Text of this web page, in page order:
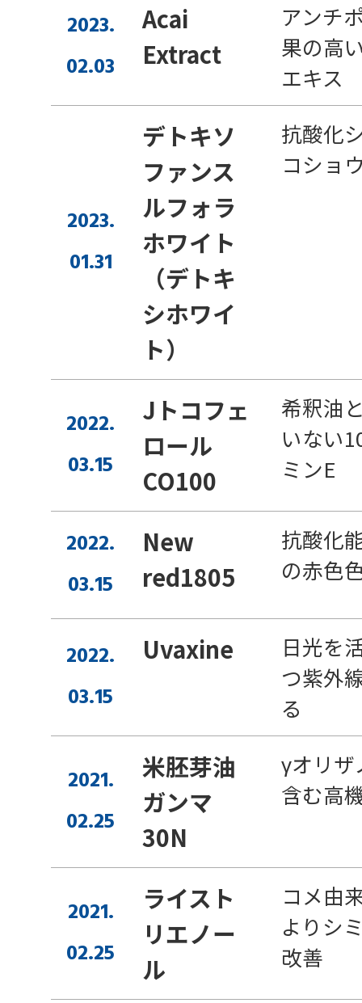
2023.
02.03
Acai
Extract
アンチ
果の高
エキス
2023.
01.31
デトキソ
ファンス
ルフォラ
ホワイト
（デトキ
シホワイ
ト）
抗酸化
コショ
2022.
03.15
Jトコフェ
ロール
CO100
希釈油
いない
ミンE
2022.
03.15
New
red1805
抗酸化
の赤色
2022.
03.15
Uvaxine
日光を
つ紫外
る
2021.
02.25
米胚芽油
ガンマ
30N
γオリ
含む高
2021.
02.25
ライスト
リエノー
ル
コメ由
よりシ
改善